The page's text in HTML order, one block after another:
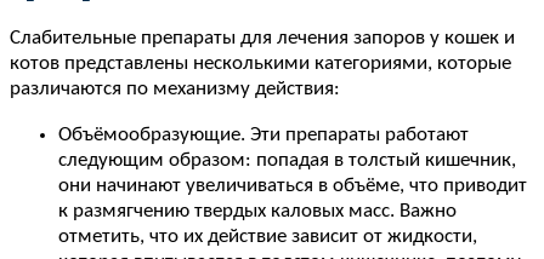
Слабительные препараты для лечения запоров у кошек и
котов представлены несколькими категориями, которые
различаются по механизму действия:
Объёмообразующие. Эти препараты работают
следующим образом: попадая в толстый кишечник,
они начинают увеличиваться в объёме, что приводит
к размягчению твердых каловых масс. Важно
отметить, что их действие зависит от жидкости,